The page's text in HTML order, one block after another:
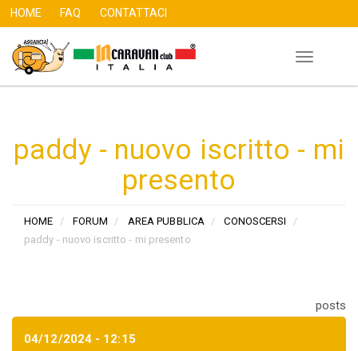
Salta
al
HOME FAQ CONTATTACI
Toggle
paddy - nuovo iscritto - mi
presento
HOME FORUM AREA PUBBLICA
CONOSCERSI
paddy - nuovo iscritto - mi presento
posts
04/12/2024 - 12:15